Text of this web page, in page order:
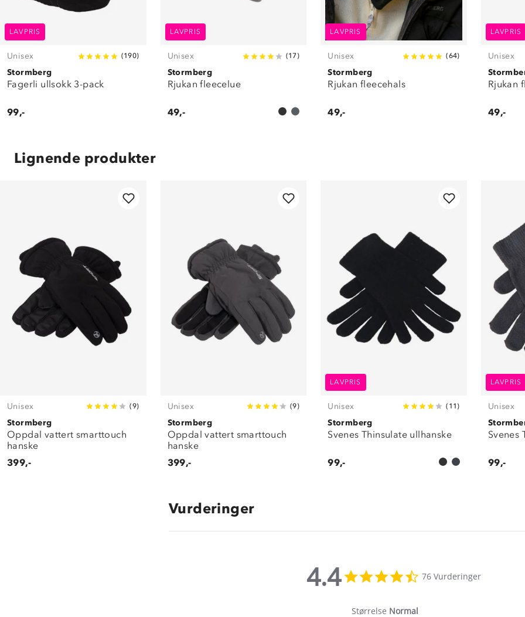
LAVPRIS
Unisex (190)
Stormberg
Fagerli ullsokk 3-pack
99,-
LAVPRIS
Unisex (17)
Stormberg
Rjukan fleecelue
49,-
LAVPRIS
Unisex (64)
Stormberg
Rjukan fleecehals
49,-
LAVPRIS
Unisex
Rjukan
49,-
Lignende produkter
Unisex (9)
Stormberg
Oppdal vattert smarttouch
hanske
399,-
Unisex (9)
Stormberg
Oppdal vattert smarttouch
hanske
399,-
LAVPRIS
Unisex ( 11 )
Stormberg
Svenes Thinsulate ullhanske
99,-
LAVPRIS
Unisex
Svenes
99,-
Vurderinger
4.4
star
76 Vurderinger
Størrelse Normal